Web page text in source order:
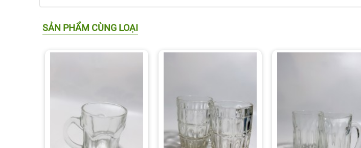
SẢN PHẨM CÙNG LOẠI